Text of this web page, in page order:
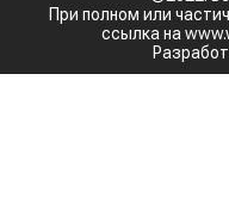
При полном или
ссылка на